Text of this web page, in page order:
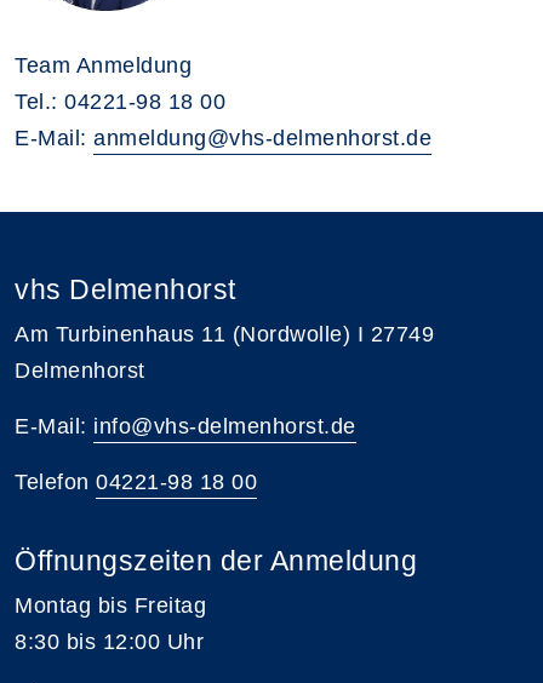
Team Anmeldung
Tel.: 04221-98 18 00
E-Mail: anmeldung@vhs-delmenhorst.de
vhs Delmenhorst
Am Turbinenhaus 11 (Nordwolle) I 27749
Delmenhorst
E-Mail: info@vhs-delmenhorst.de
Telefon 04221-98 18 00
Öffnungszeiten der Anmeldung
Montag bis Freitag
8:30 bis 12:00 Uhr